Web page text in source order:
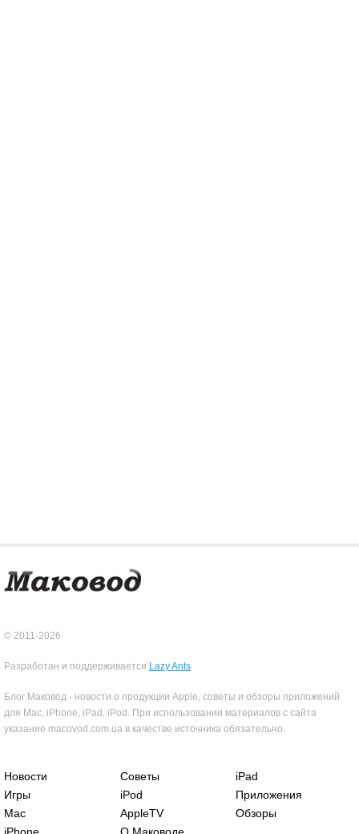
© 2011-2026
Разработан и поддерживается Lazy Ants
Блог Маковод - новости о продукции Apple, советы и обзоры приложений
для Mac, iPhone, iPad, iPod. При использовании материалов с сайта
указание macovod.com.ua в качестве источника обязательно.
Новости Советы
iPad
Игры
iPod
Приложения
Mac
AppleTV
Обзоры